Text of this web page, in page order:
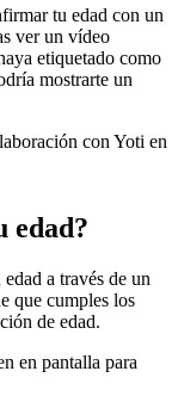
tu edad con un
ver un vídeo
etiquetado como
mostrarte un
con Yoti en
edad?
a través de un
que cumples los
de edad.
en pantalla para